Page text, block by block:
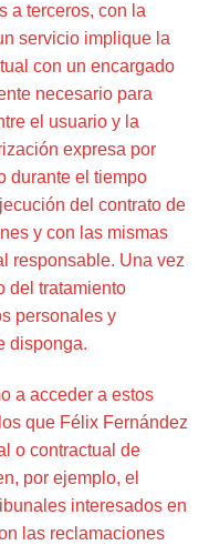
a terceros, con la
servicio implique la
con un encargado
necesario para
el usuario y la
expresa por
durante el tiempo
del contrato de
y con las mismas
responsable. Una vez
del tratamiento
personales y
disponga.
a acceder a estos
que Félix Fernández
o contractual de
por ejemplo, el
interesados en
las reclamaciones